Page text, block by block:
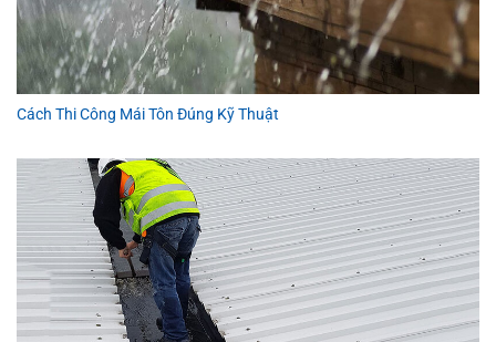
Cách Thi Công Mái Tôn Đúng Kỹ Thuật